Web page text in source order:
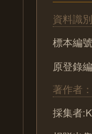
資料識別
標本編
原登錄
著作者：
採集者